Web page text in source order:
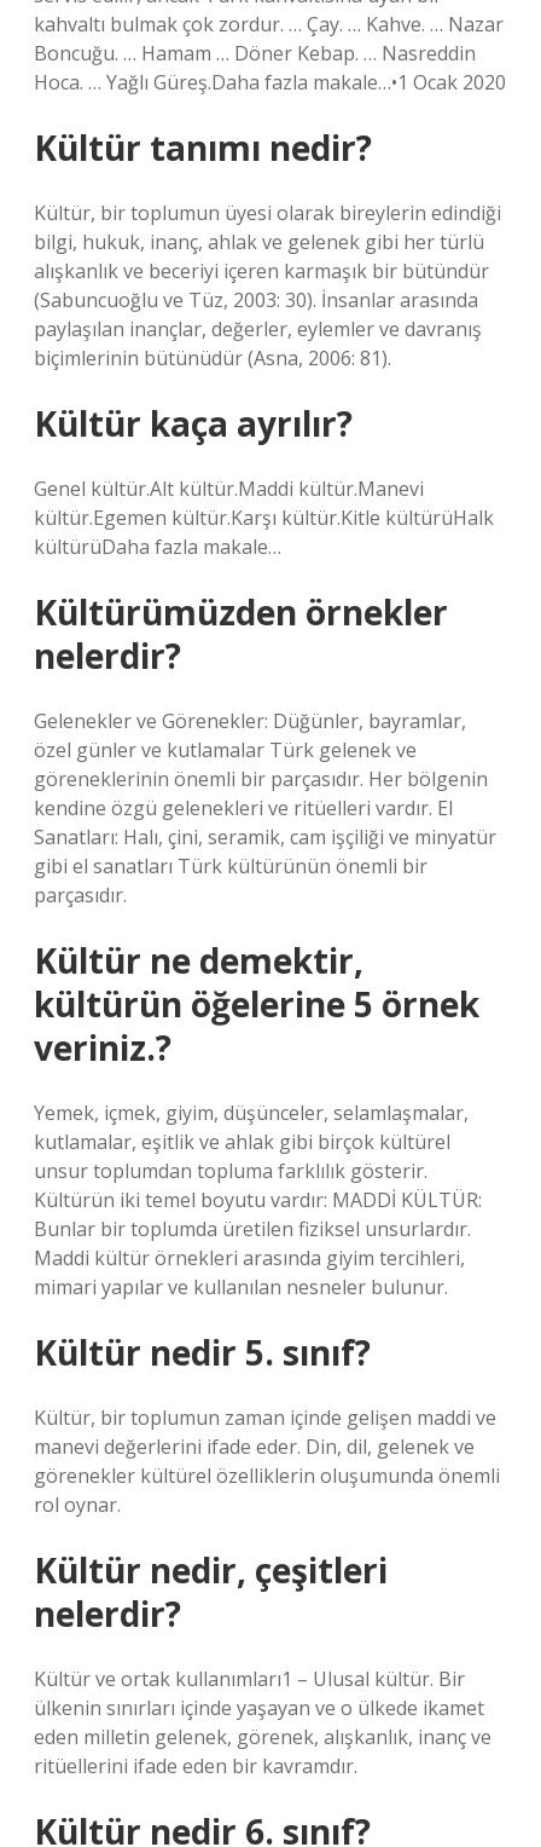
kahvaltı bulmak çok zordur. … Çay. … Kahve. … Nazar
Boncuğu. … Hamam … Döner Kebap. … Nasreddin
Hoca. … Yağlı Güreş.Daha fazla makale…•1 Ocak 2020
Kültür tanımı nedir?
Kültür, bir toplumun üyesi olarak bireylerin edindiği
bilgi, hukuk, inanç, ahlak ve gelenek gibi her türlü
alışkanlık ve beceriyi içeren karmaşık bir bütündür
(Sabuncuoğlu ve Tüz, 2003: 30). İnsanlar arasında
paylaşılan inançlar, değerler, eylemler ve davranış
biçimlerinin bütünüdür (Asna, 2006: 81).
Kültür kaça ayrılır?
Genel kültür.Alt kültür.Maddi kültür.Manevi
kültür.Egemen kültür.Karşı kültür.Kitle kültürüHalk
kültürüDaha fazla makale…
Kültürümüzden örnekler
nelerdir?
Gelenekler ve Görenekler: Düğünler, bayramlar,
özel günler ve kutlamalar Türk gelenek ve
göreneklerinin önemli bir parçasıdır. Her bölgenin
kendine özgü gelenekleri ve ritüelleri vardır. El
Sanatları: Halı, çini, seramik, cam işçiliği ve minyatür
gibi el sanatları Türk kültürünün önemli bir
parçasıdır.
Kültür ne demektir,
kültürün öğelerine 5 örnek
veriniz.?
Yemek, içmek, giyim, düşünceler, selamlaşmalar,
kutlamalar, eşitlik ve ahlak gibi birçok kültürel
unsur toplumdan topluma farklılık gösterir.
Kültürün iki temel boyutu vardır: MADDİ KÜLTÜR:
Bunlar bir toplumda üretilen fiziksel unsurlardır.
Maddi kültür örnekleri arasında giyim tercihleri,
mimari yapılar ve kullanılan nesneler bulunur.
Kültür nedir 5. sınıf?
Kültür, bir toplumun zaman içinde gelişen maddi ve
manevi değerlerini ifade eder. Din, dil, gelenek ve
görenekler kültürel özelliklerin oluşumunda önemli
rol oynar.
Kültür nedir, çeşitleri
nelerdir?
Kültür ve ortak kullanımları1 – Ulusal kültür. Bir
ülkenin sınırları içinde yaşayan ve o ülkede ikamet
eden milletin gelenek, görenek, alışkanlık, inanç ve
ritüellerini ifade eden bir kavramdır.
Kültür nedir 6. sınıf?